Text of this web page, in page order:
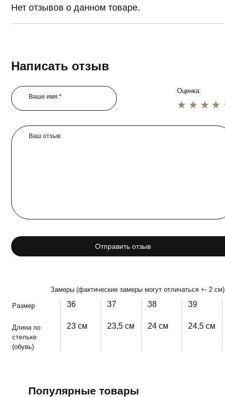
Нет отзывов о данном товаре.
Написать отзыв
Ваше имя:*
Оценка:
1 star
2 star
3 star
4 star
5 star
Ваш отзыв:
Отправить отзыв
Замеры (фактические замеры могут отличаться +- 2 см)
Размер 36 37 38 39
Длина по
стельке
(обувь)
23 см 23,5 см 24 см 24,5 см
Популярные товары